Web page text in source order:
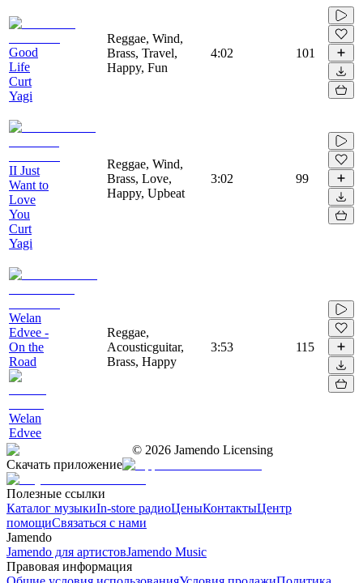
Good
Life
Curt
Yagi
Reggae, Wind,
Brass, Travel,
Happy, Fun
4:02 101
II Just
Want to
Love
You
Curt
Yagi
Reggae, Wind,
Brass, Love,
Happy, Upbeat
3:02 99
Welan
Edvee -
On the
Road
Welan
Edvee
Reggae,
Acousticguitar,
Brass, Happy
3:53 115
© 2026 Jamendo Licensing
Скачать приложение
Полезные ссылки
Каталог музыкиIn-store радиоЦеныКонтактыЦентр
помощиСвязаться с нами
Jamendo
Jamendo для артистовJamendo Music
Правовая информация